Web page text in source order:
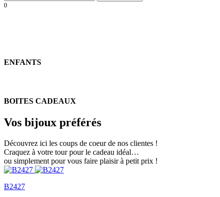
0
ENFANTS
BOITES CADEAUX
Vos bijoux préférés
Découvrez ici les coups de coeur de nos clientes !
Craquez à votre tour pour le cadeau idéal…
ou simplement pour vous faire plaisir à petit prix !
B2427